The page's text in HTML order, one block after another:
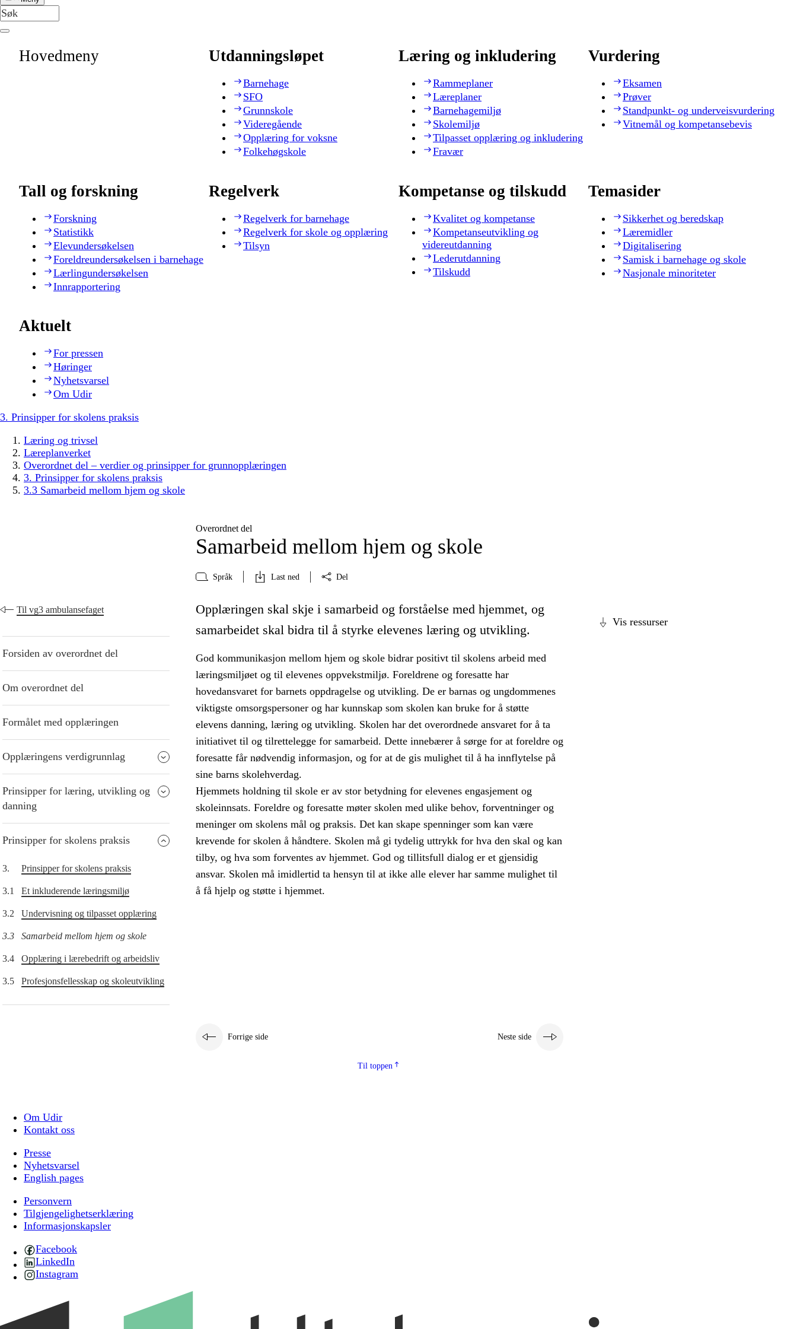
Hovedmeny Utdanningsløpet
Barnehage
SFO
Grunnskole
Videregående
Opplæring for voksne
Folkehøgskole
Læring og inkludering
Rammeplaner
Læreplaner
Barnehagemiljø
Skolemiljø
Tilpasset opplæring og inkludering
Fravær
Vurdering
Eksamen
Prøver
Standpunkt- og underveisvurdering
Vitnemål og kompetansebevis
Tall og forskning
Forskning
Statistikk
Elevundersøkelsen
Foreldreundersøkelsen i barnehage
Lærlingundersøkelsen
Innrapportering
Regelverk
Regelverk for barnehage
Regelverk for skole og opplæring
Tilsyn
Kompetanse og tilskudd
Kvalitet og kompetanse
Kompetanseutvikling og
videreutdanning
Lederutdanning
Tilskudd
Temasider
Sikkerhet og beredskap
Læremidler
Digitalisering
Samisk i barnehage og skole
Nasjonale minoriteter
Aktuelt
For pressen
Høringer
Nyhetsvarsel
Om Udir
3. Prinsipper for skolens praksis
Læring og trivsel
Læreplanverket
Overordnet del – verdier og prinsipper for grunnopplæringen
3. Prinsipper for skolens praksis
3.3 Samarbeid mellom hjem og skole
Overordnet del
Samarbeid mellom hjem og skole
Språk Last ned Del
Til vg3 ambulansefaget
Forsiden av overordnet del
Om overordnet del
Formålet med opplæringen
Opplæringens verdigrunnlag
Prinsipper for læring, utvikling og
danning
Prinsipper for skolens praksis
3. Prinsipper for skolens praksis
3.1 Et inkluderende læringsmiljø
3.2 Undervisning og tilpasset opplæring
3.3 Samarbeid mellom hjem og skole
3.4 Opplæring i lærebedrift og arbeidsliv
3.5 Profesjonsfellesskap og skoleutvikling
Vis ressurser
Opplæringen skal skje i samarbeid og forståelse med hjemmet, og
samarbeidet skal bidra til å styrke elevenes læring og utvikling.
God kommunikasjon mellom hjem og skole bidrar positivt til skolens arbeid med
læringsmiljøet og til elevenes oppvekstmiljø. Foreldrene og foresatte har
hovedansvaret for barnets oppdragelse og utvikling. De er barnas og ungdommenes
viktigste omsorgspersoner og har kunnskap som skolen kan bruke for å støtte
elevens danning, læring og utvikling. Skolen har det overordnede ansvaret for å ta
initiativet til og tilrettelegge for samarbeid. Dette innebærer å sørge for at foreldre og
foresatte får nødvendig informasjon, og for at de gis mulighet til å ha innflytelse på
sine barns skolehverdag.
Hjemmets holdning til skole er av stor betydning for elevenes engasjement og
skoleinnsats. Foreldre og foresatte møter skolen med ulike behov, forventninger og
meninger om skolens mål og praksis. Det kan skape spenninger som kan være
krevende for skolen å håndtere. Skolen må gi tydelig uttrykk for hva den skal og kan
tilby, og hva som forventes av hjemmet. God og tillitsfull dialog er et gjensidig
ansvar. Skolen må imidlertid ta hensyn til at ikke alle elever har samme mulighet til
å få hjelp og støtte i hjemmet.
Forrige side Neste side
Til toppen
Om Udir
Kontakt oss
Presse
Nyhetsvarsel
English pages
Personvern
Tilgjengelighetserklæring
Informasjonskapsler
Facebook
LinkedIn
Instagram